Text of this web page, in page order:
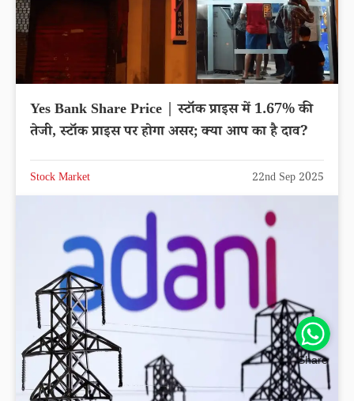
Yes Bank Share Price | स्टॉक प्राइस में 1.67% की
तेजी, स्टॉक प्राइस पर होगा असर; क्या आप का है दाव?
Stock Market 22nd Sep 2025
Share